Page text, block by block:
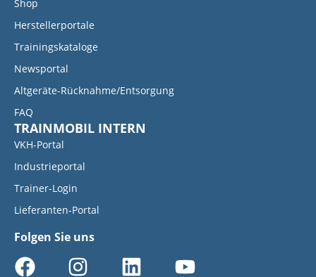
Shop
Herstellerportale
Trainingskataloge
Newsportal
Altgeräte-Rücknahme/Entsorgung
FAQ
TRAINMOBIL INTERN
VKH-Portal
Industrieportal
Trainer-Login
Lieferanten-Portal
Folgen Sie uns